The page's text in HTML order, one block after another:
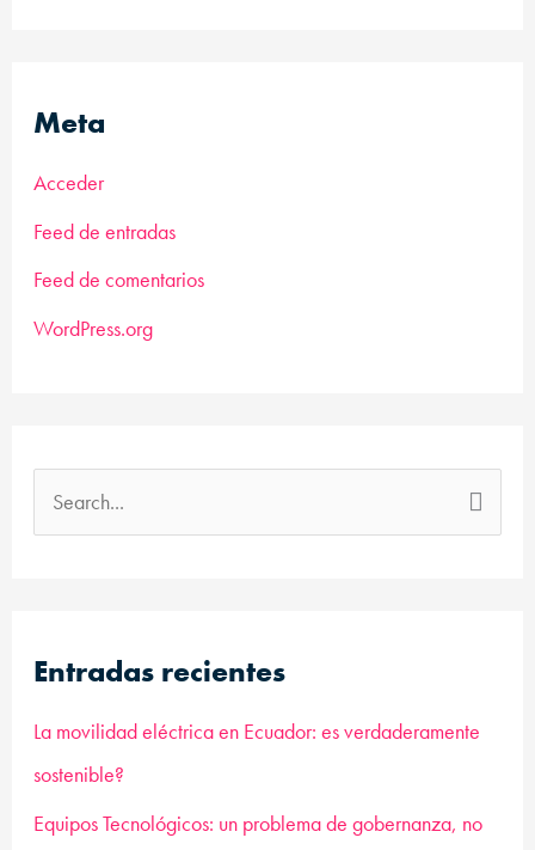
Meta
Acceder
Feed de entradas
Feed de comentarios
WordPress.org
a
r
Entradas recientes
La movilidad eléctrica en Ecuador: es verdaderamente
sostenible?
Equipos Tecnológicos: un problema de gobernanza, no